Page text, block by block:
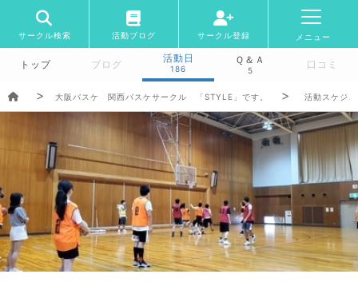
サークル検索 活動ブログ サークル登録 メニュー
トップ ブログ
活動日
186
Ｑ＆Ａ
5 口コミ
大阪バスケ 関西バスケサークル 「STYLE」です。 活動スケジ